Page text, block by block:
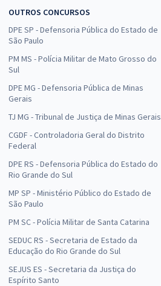
OUTROS CONCURSOS
DPE SP - Defensoria Pública do Estado de
São Paulo
PM MS - Polícia Militar de Mato Grosso do
Sul
DPE MG - Defensoria Pública de Minas
Gerais
TJ MG - Tribunal de Justiça de Minas Gerais
CGDF - Controladoria Geral do Distrito
Federal
DPE RS - Defensoria Pública do Estado do
Rio Grande do Sul
MP SP - Ministério Público do Estado de
São Paulo
PM SC - Polícia Militar de Santa Catarina
SEDUC RS - Secretaria de Estado da
Educação do Rio Grande do Sul
SEJUS ES - Secretaria da Justiça do
Espírito Santo